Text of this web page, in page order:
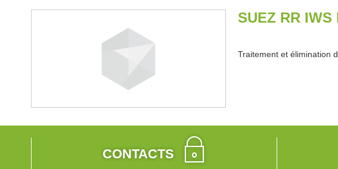
SUEZ RR IWS
Traitement et élimination
CONTACTS